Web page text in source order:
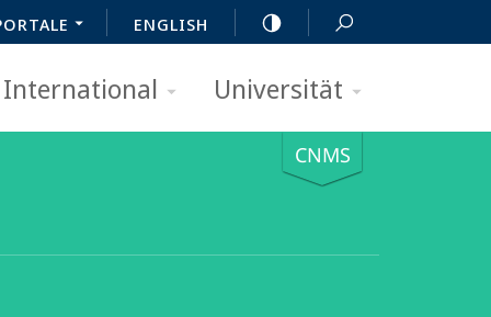
ENGLISH
International Universität
CNMS